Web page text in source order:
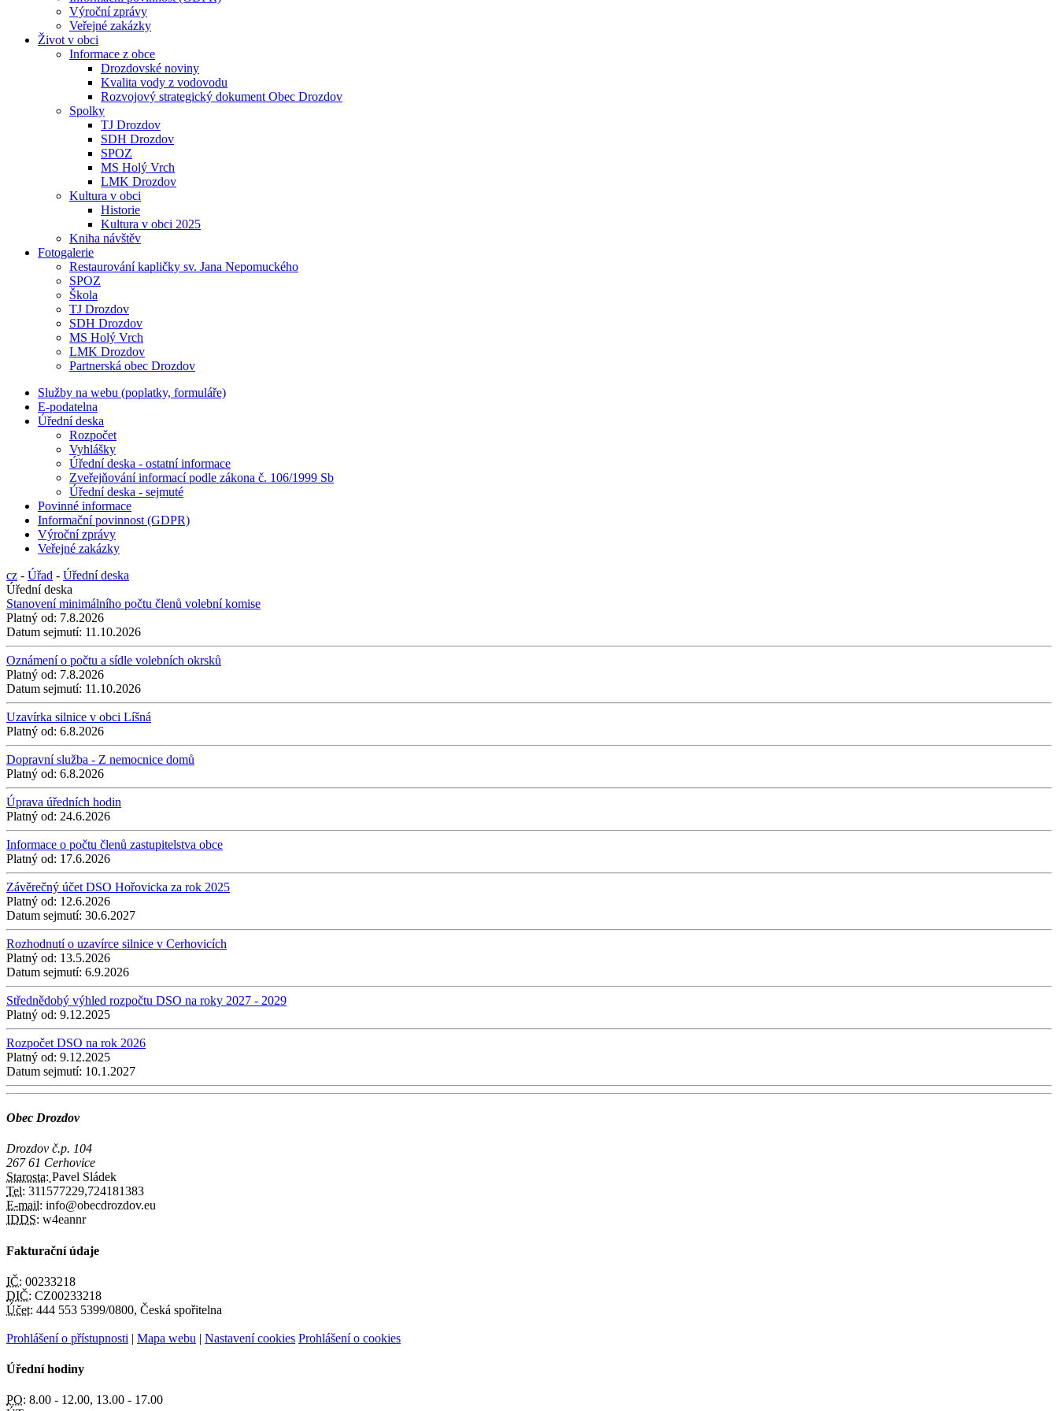
Výroční zprávy
Veřejné zakázky
Život v obci
Informace z obce
Drozdovské noviny
Kvalita vody z vodovodu
Rozvojový strategický dokument Obec Drozdov
Spolky
TJ Drozdov
SDH Drozdov
SPOZ
MS Holý Vrch
LMK Drozdov
Kultura v obci
Historie
Kultura v obci 2025
Kniha návštěv
Fotogalerie
Restaurování kapličky sv. Jana Nepomuckého
SPOZ
Škola
TJ Drozdov
SDH Drozdov
MS Holý Vrch
LMK Drozdov
Partnerská obec Drozdov
Služby na webu (poplatky, formuláře)
E-podatelna
Úřední deska
Rozpočet
Vyhlášky
Úřední deska - ostatní informace
Zveřejňování informací podle zákona č. 106/1999 Sb
Úřední deska - sejmuté
Povinné informace
Informační povinnost (GDPR)
Výroční zprávy
Veřejné zakázky
cz - Úřad - Úřední deska
Úřední deska
Stanovení minimálního počtu členů volební komise
Platný od: 7.8.2026
Datum sejmutí: 11.10.2026
Oznámení o počtu a sídle volebních okrsků
Platný od: 7.8.2026
Datum sejmutí: 11.10.2026
Uzavírka silnice v obci Líšná
Platný od: 6.8.2026
Dopravní služba - Z nemocnice domů
Platný od: 6.8.2026
Úprava úředních hodin
Platný od: 24.6.2026
Informace o počtu členů zastupitelstva obce
Platný od: 17.6.2026
Závěrečný účet DSO Hořovicka za rok 2025
Platný od: 12.6.2026
Datum sejmutí: 30.6.2027
Rozhodnutí o uzavírce silnice v Cerhovicích
Platný od: 13.5.2026
Datum sejmutí: 6.9.2026
Střednědobý výhled rozpočtu DSO na roky 2027 - 2029
Platný od: 9.12.2025
Rozpočet DSO na rok 2026
Platný od: 9.12.2025
Datum sejmutí: 10.1.2027
Obec Drozdov
Drozdov č.p. 104
267 61 Cerhovice
Starosta: Pavel Sládek
Tel: 311577229,724181383
E-mail: info@obecdrozdov.eu
IDDS: w4eannr
Fakturační údaje
IČ: 00233218
DIČ: CZ00233218
Účet: 444 553 5399/0800, Česká spořitelna
Prohlášení o přístupnosti | Mapa webu | Nastavení cookies Prohlášení o cookies
Úřední hodiny
PO: 8.00 - 12.00, 13.00 - 17.00